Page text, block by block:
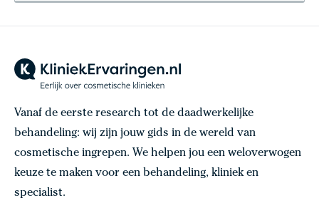
Vanaf de eerste research tot de daadwerkelijke
behandeling: wij zijn jouw gids in de wereld van
cosmetische ingrepen. We helpen jou een weloverwogen
keuze te maken voor een behandeling, kliniek en
specialist.